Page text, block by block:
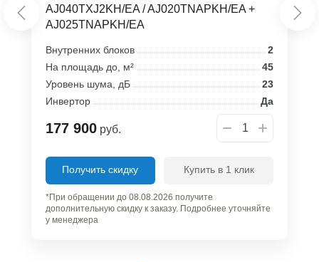
AJ040TXJ2KH/EA / AJ020TNAPKH/EA +
AJ025TNAPKH/EA
Внутренних блоков
2
На площадь до, м²
45
Уровень шума, дБ
23
Инвертор
Да
177 900 руб.
Получить скидку Купить в 1 клик
*При обращении до 08.08.2026 получите
дополнительную скидку к заказу. Подробнее уточняйте
у менеджера